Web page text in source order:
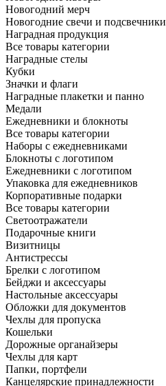
Новогодний мерч
Новогодние свечи и подсвечники
Наградная продукция
Все товары категории
Наградные стелы
Кубки
Значки и флаги
Наградные плакетки и панно
Медали
Ежедневники и блокноты
Все товары категории
Наборы с ежедневниками
Блокноты с логотипом
Ежедневники с логотипом
Упаковка для ежедневников
Корпоративные подарки
Все товары категории
Светоотражатели
Подарочные книги
Визитницы
Антистрессы
Брелки с логотипом
Бейджи и аксессуары
Настольные аксессуары
Обложки для документов
Чехлы для пропуска
Кошельки
Дорожные органайзеры
Чехлы для карт
Папки, портфели
Канцелярские принадлежности